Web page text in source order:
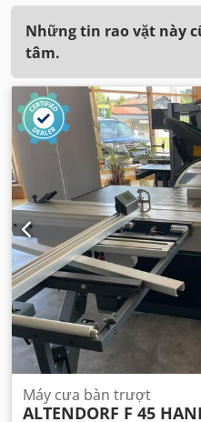
Những tin rao vặt này
tâm.
Máy cưa bàn trượt
ALTENDORF F 45